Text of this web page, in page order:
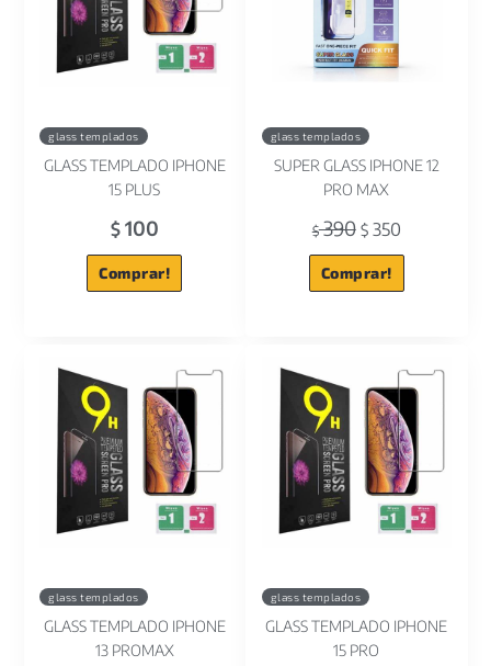
glass templados
GLASS TEMPLADO IPHONE
15 PLUS
$100
Comprar!
glass templados
SUPER GLASS IPHONE 12
PRO MAX
$390 $350
Comprar!
glass templados
GLASS TEMPLADO IPHONE
13 PROMAX
glass templados
GLASS TEMPLADO IPHONE
15 PRO